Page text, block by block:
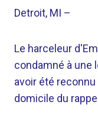
Detroit, MI –
Le harceleur
condamné à une
avoir été
domicile du